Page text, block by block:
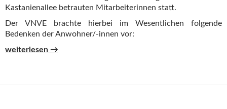
Kastanienallee betrauten Mitarbeiterinnen statt.
Der VNVE brachte hierbei im Wesentlichen folgende
Bedenken der Anwohner/-innen vor:
Vorplanung Kastanienallee – Gespräch bei Bezirksstadtrat
weiterlesen →